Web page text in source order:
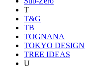
T
T&G
TB
TOGNANA
TOKYO DESIGN
TREE IDEAS
U